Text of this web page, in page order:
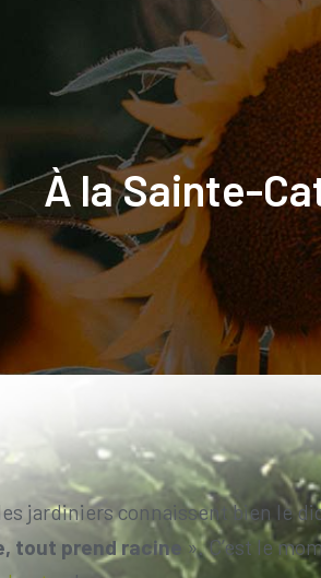
Accueil
À la Sainte-
jardiniers connaissent bien le
tout prend racine
». C’est le